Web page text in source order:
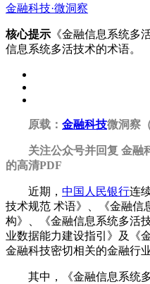
金融科技·微洞察
核心提示 《金融信息系统多
信息系统多活技术的术语。
原载： 金融科技微洞察
关注公众号并回复 金融
的高清PDF
近期， 中国人民银行连
技术规范 术语》、《金融信
构》、《金融信息系统多活
业数据能力建设指引》及《
金融科技密切相关的金融行业
其中，《金融信息系统